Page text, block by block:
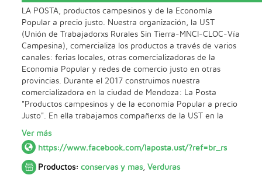
LA POSTA, productos campesinos y de la Economía
Popular a precio justo. Nuestra organización, la UST
(Unión de Trabajadorxs Rurales Sin Tierra-MNCI-CLOC-Vía
Campesina), comercializa los productos a través de varios
canales: ferias locales, otras comercializadoras de la
Economía Popular y redes de comercio justo en otras
provincias. Durante el 2017 construimos nuestra
comercializadora en la ciudad de Mendoza: La Posta
"Productos campesinos y de la economía Popular a precio
Justo". En ella trabajamos compañerxs de la UST en la
ciudad, ofreciendo productos de nuestra y otras
organizaciones o colectivos de la Economía Popular. El
valor de cada producto se construye teniendo en cuenta
los costos de producción en los que se cuidan los bienes
Ver más
https://www.facebook.com/laposta.ust/?ref=br_rs
Productos:conservas y mas, Verduras